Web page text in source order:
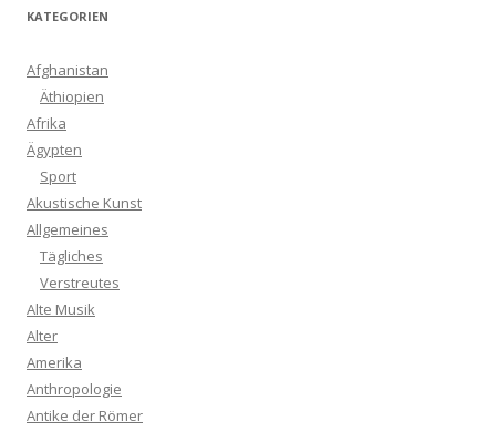
KATEGORIEN
Afghanistan
Äthiopien
Afrika
Ägypten
Sport
Akustische Kunst
Allgemeines
Tägliches
Verstreutes
Alte Musik
Alter
Amerika
Anthropologie
Antike der Römer